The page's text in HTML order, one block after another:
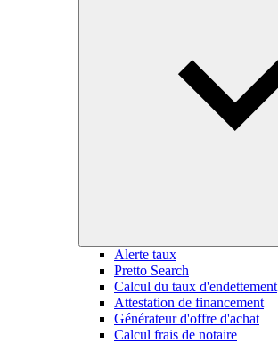
Alerte taux
Pretto Search
Calcul du taux d'endettement
Attestation de financement
Générateur d'offre d'achat
Calcul frais de notaire